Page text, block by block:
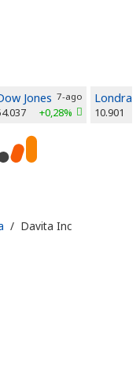
Jones 7-ago
+0,28%
Londra
10.901
/ Davita Inc